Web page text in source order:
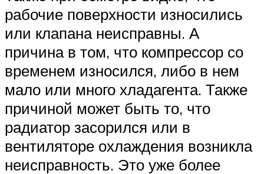
рабочие поверхности износились
или клапана неисправны. А
причина в том, что компрессор со
временем износился, либо в нем
мало или много хладагента. Также
причиной может быть то, что
радиатор засорился или в
вентиляторе охлаждения возникла
неисправность. Это уже более